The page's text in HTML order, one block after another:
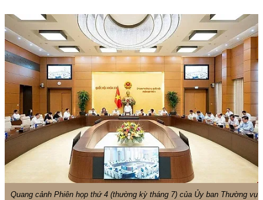
Quang cảnh Phiên họp thứ 4 (thường kỳ tháng 7) của Ủy ban Thường vụ